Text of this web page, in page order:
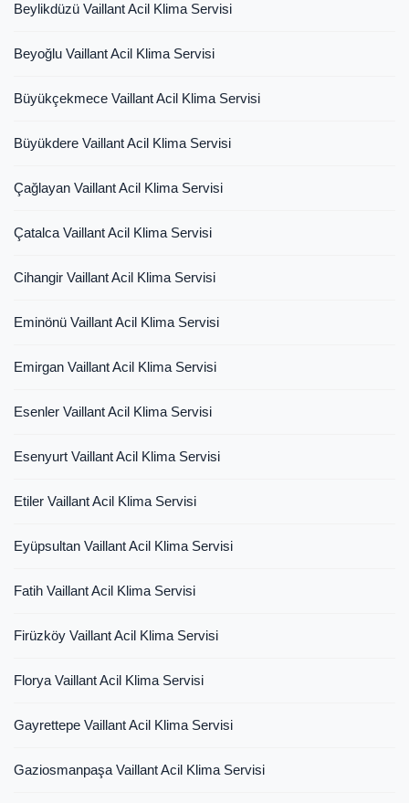
Beylikdüzü Vaillant Acil Klima Servisi
Beyoğlu Vaillant Acil Klima Servisi
Büyükçekmece Vaillant Acil Klima Servisi
Büyükdere Vaillant Acil Klima Servisi
Çağlayan Vaillant Acil Klima Servisi
Çatalca Vaillant Acil Klima Servisi
Cihangir Vaillant Acil Klima Servisi
Eminönü Vaillant Acil Klima Servisi
Emirgan Vaillant Acil Klima Servisi
Esenler Vaillant Acil Klima Servisi
Esenyurt Vaillant Acil Klima Servisi
Etiler Vaillant Acil Klima Servisi
Eyüpsultan Vaillant Acil Klima Servisi
Fatih Vaillant Acil Klima Servisi
Firüzköy Vaillant Acil Klima Servisi
Florya Vaillant Acil Klima Servisi
Gayrettepe Vaillant Acil Klima Servisi
Gaziosmanpaşa Vaillant Acil Klima Servisi